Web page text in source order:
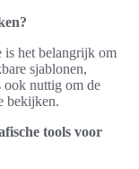
het belangrijk om
sjablonen,
nuttig om de
bekijken.
tools voor